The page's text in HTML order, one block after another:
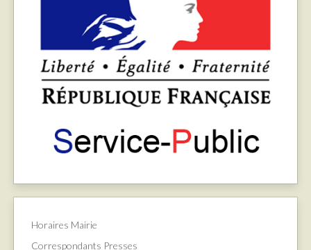
Horaires Mairie
Correspondants Presses